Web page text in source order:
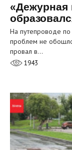
«Дежурная
На путепроводе
проблем не
провал в…
1943